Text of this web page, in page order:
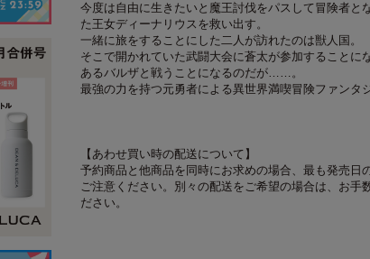
今度は自由に生きたいと魔王討伐をパスして冒険者
た王女ディーナリウスを救い出す。
一緒に旅をすることにした二人が訪れたのは獣人国。
そこで開かれていた武闘大会に蒼太が参加すること
あるバルザと戦うことになるのだが……。
最強の力を持つ元勇者による異世界満喫冒険ファンタ
【あわせ買い時の配送について】
予約商品と他商品を同時にお求めの場合、最も発売日
ご注意ください。別々の配送をご希望の場合は、お手
ださい。